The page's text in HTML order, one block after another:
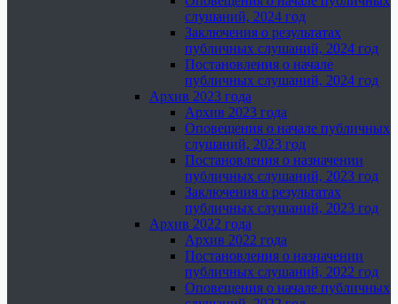
слушаний, 2024 год
Заключения о результатах
публичных слушаний, 2024 год
Постановления о начале
публичных слушаний, 2024 год
Архив 2023 года
Архив 2023 года
Оповещения о начале публичных
слушаний, 2023 год
Постановления о назначении
публичных слушаний, 2023 год
Заключения о результатах
публичных слушаний, 2023 год
Архив 2022 года
Архив 2022 года
Постановления о назначении
публичных слушаний, 2022 год
Оповещения о начале публичных